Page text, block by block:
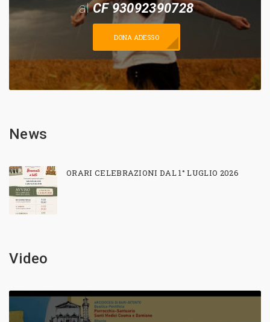
alCF 93092390728
DONA ADESSO
News
ORARI CELEBRAZIONI DAL 1° LUGLIO 2026
Video